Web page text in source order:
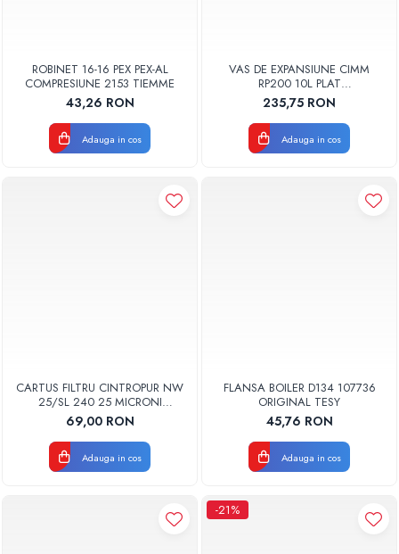
ROBINET 16-16 PEX PEX-AL
COMPRESIUNE 2153 TIEMME
43,26 RON
Adauga in cos
VAS DE EXPANSIUNE CIMM
RP200 10L PLAT
DREPTUNGHIULAR CM9110
235,75 RON
Adauga in cos
CARTUS FILTRU CINTROPUR NW
25/SL 240 25 MICRONI
MANSOANE FILTRARE SET 5BUC
69,00 RON
Adauga in cos
FLANSA BOILER D134 107736
ORIGINAL TESY
45,76 RON
Adauga in cos
-21%